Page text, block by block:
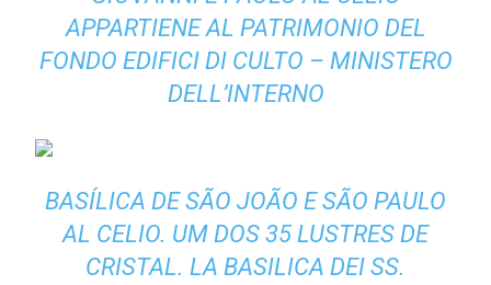
APPARTIENE AL PATRIMONIO DEL
FONDO EDIFICI DI CULTO – MINISTERO
DELL’INTERNO
BASÍLICA DE SÃO JOÃO E SÃO PAULO
AL CELIO. UM DOS 35 LUSTRES DE
CRISTAL. LA BASILICA DEI SS.